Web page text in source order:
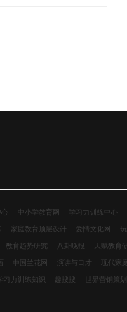
心 中小学教育网 学习力训练中心
家庭教育顶层设计 爱情文化网
教育趋势研究 八卦晚报 天赋教育
中国兰花网 演讲与口才 现代家
习力训练知识 趣搜搜 世界营销策划